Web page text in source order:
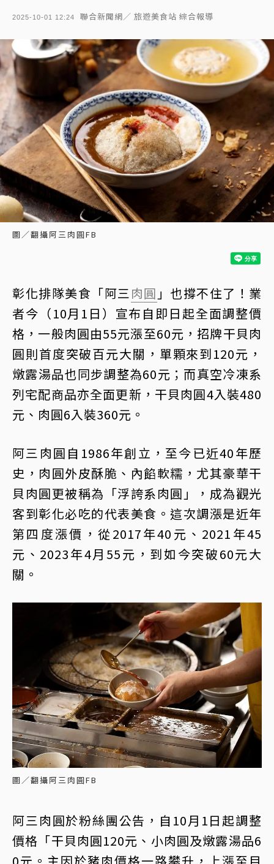
2025-10-01 12:24 聯合新聞網／ 旅遊美食站 綜合報導
圖／翻攝阿三肉圓FB
彰化排隊美食「阿三肉圓 」也撐不住了！業
者今（10月1日）宣布自即日起全面調整價
格，一般肉圓由55元漲至60元，招牌干貝肉
圓則首度突破百元大關，單顆來到120元，
燉露湯品也同步調整為60元；而真空冷凍系
列宅配商品亦全面更新，干貝肉圓4入裝480
元、肉圓6入裝360元。
阿三肉圓自1986年創立，至今已近40年歷
史，肉圓外皮酥脆、內餡軟糯，尤其豪華干
貝肉圓更被稱為「浮誇系肉圓」，成為觀光
客到彰化必吃的代表美食。這次調漲是近年
第四度漲價，從2017年40元、2021年45
元、2023年4月55元，到如今突破60元大
關。
圖／翻攝阿三肉圓FB
阿三肉圓於粉絲團公告，自10月1日起調整
價格「干貝肉圓120元、小肉圓及燉露湯品6